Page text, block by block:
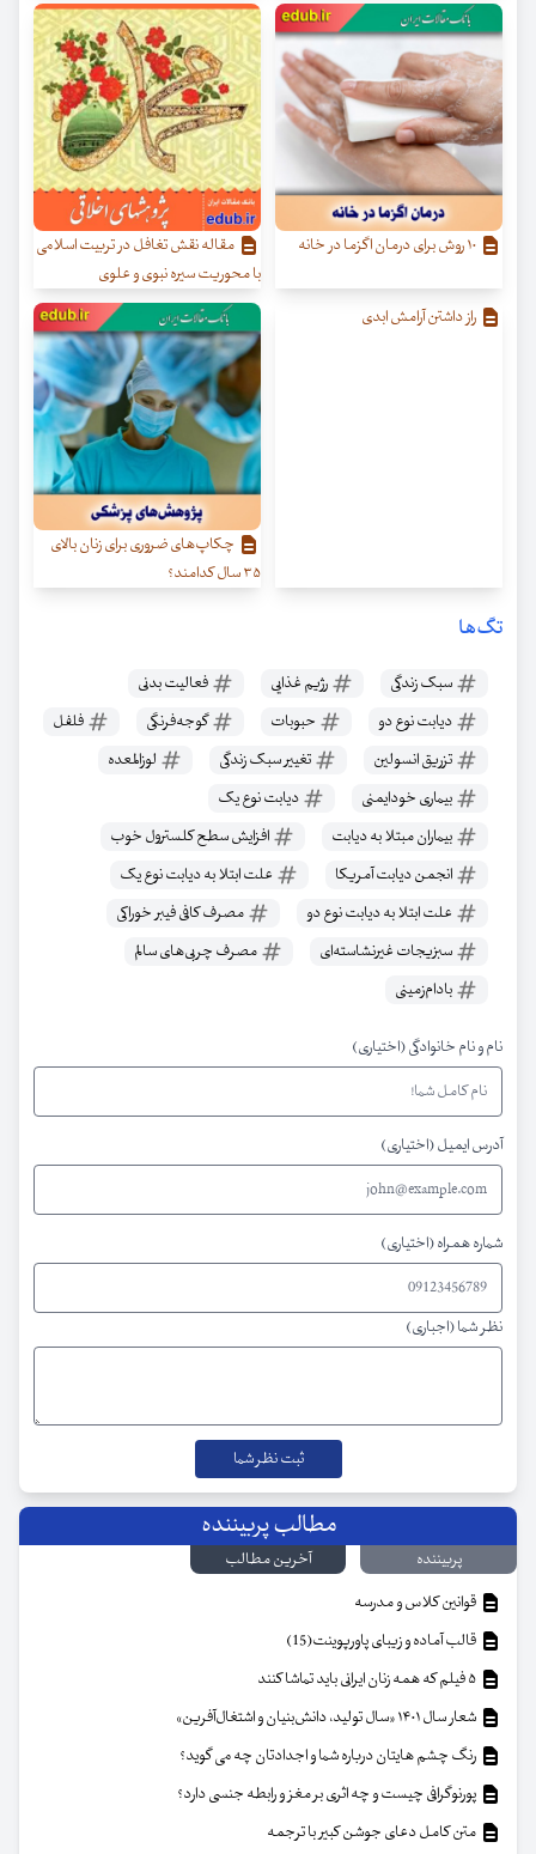
مقاله نقش تغافل در تربیت اسلامی
با محوریت سیره نبوی و علوی
راز داشتن آرامش ابدی
چکاپ‌های ضروری برای زنان بالای
۳۵ سال کدامند؟
تگ‌ها
سبک زندگی رژیم غذایی
فعالیت بدنی
دیابت نوع دو
حبوبات گوجه‌فرنگی
فلفل
تزریق انسولین
تغییر سبک زندگی
لوزالمعده
بیماری خودایمنی
دیابت نوع یک
بیماران مبتلا به دیابت
افزایش سطح کلسترول خوب
انجمن دیابت آمریکا
علت ابتلا به دیابت نوع یک
علت ابتلا به دیابت نوع دو
مصرف کافی فیبر خوراکی
سبزیجات غیرنشاسته‌ای
مصرف چربی‌های سالم
بادام‌زمینی
نام و نام خانوادگی (اختیاری)
آدرس ایمیل (اختیاری)
شماره همراه (اختیاری)
نظر شما (اجباری)
مطالب پربیننده
پربیننده
آخرین مطالب
قوانین کلاس و مدرسه
قالب آماده و زیبای پاورپوینت(15)
شعار سال ۱۴۰۱ «سال تولید، دانش‌بنیان و اشتغال‌آفرین»
رنگ چشم هایتان درباره شما و اجدادتان چه می گوید؟
پورنوگرافی چیست و چه اثری بر مغز و رابطه جنسی دارد؟
متن کامل دعای جوشن کبیر با ترجمه